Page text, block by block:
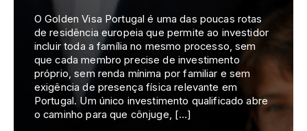
O Golden Visa Portugal é uma das poucas rotas
de residência europeia que permite ao investidor
incluir toda a família no mesmo processo, sem
que cada membro precise de investimento
próprio, sem renda mínima por familiar e sem
exigência de presença física relevante em
Portugal. Um único investimento qualificado abre
o caminho para que cônjuge, […]